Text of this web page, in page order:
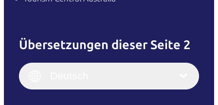
Übersetzungen dieser Seite 2
Italiano